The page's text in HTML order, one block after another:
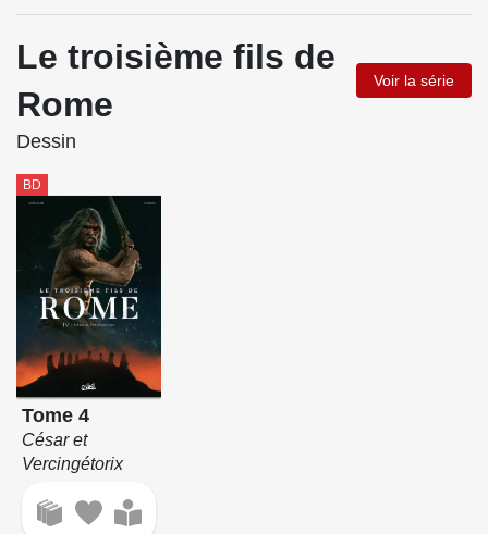
Le troisième fils de
Rome
Voir la série
Dessin
BD
Tome 4
César et
Vercingétorix